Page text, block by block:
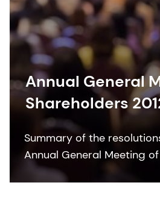
Annual General
Shareholders
Summary of the
Annual General Meeting
2012.